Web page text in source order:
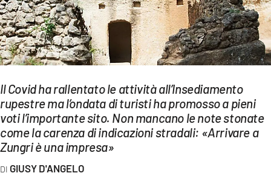
SPORT
Streaming
LAC TV
LAC NETWORK
LAC ONAIR
LaC
Il Covid ha rallentato le attività all’Insediamento
rupestre ma l’ondata di turisti ha promosso a pieni
voti l’importante sito. Non mancano le note stonate
come la carenza di indicazioni stradali: «Arrivare a
Zungri è una impresa»
GIUSY D'ANGELO